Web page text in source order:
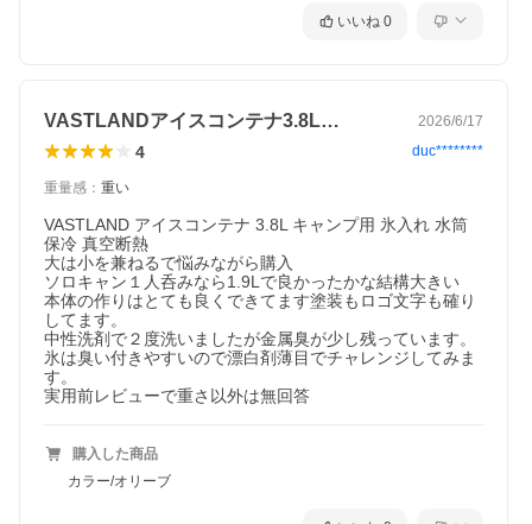
いいね 0
VASTLANDアイスコンテナ3.8L… 2026/6/17
4 duc********
重量感 ： 重い
VASTLAND アイスコンテナ 3.8L キャンプ用 氷入れ 水筒
保冷 真空断熱
大は小を兼ねるで悩みながら購入
ソロキャン１人呑みなら1.9Lで良かったかな結構大きい
本体の作りはとても良くできてます塗装もロゴ文字も確り
してます。
中性洗剤で２度洗いましたが金属臭が少し残っています。
氷は臭い付きやすいので漂白剤薄目でチャレンジしてみま
す。
実用前レビューで重さ以外は無回答
購入した商品
カラー/オリーブ